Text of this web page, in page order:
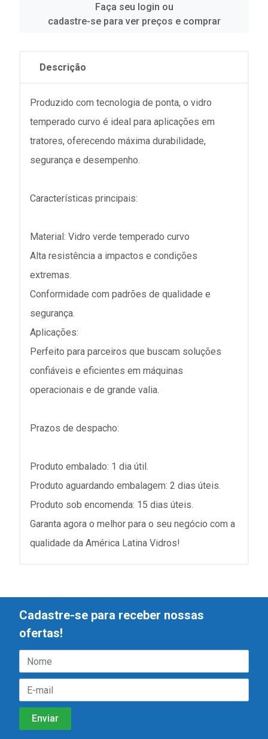
Faça seu login ou
cadastre-se para ver preços e comprar
Descrição
Produzido com tecnologia de ponta, o vidro
temperado curvo é ideal para aplicações em
tratores, oferecendo máxima durabilidade,
segurança e desempenho.
Características principais:
Material: Vidro verde temperado curvo
Alta resistência a impactos e condições
extremas.
Conformidade com padrões de qualidade e
segurança.
Aplicações:
Perfeito para parceiros que buscam soluções
confiáveis e eficientes em máquinas
operacionais e de grande valia.
Prazos de despacho:
Produto embalado: 1 dia útil.
Produto aguardando embalagem: 2 dias úteis.
Produto sob encomenda: 15 dias úteis.
Garanta agora o melhor para o seu negócio com a
qualidade da América Latina Vidros!
Cadastre-se para receber nossas
ofertas!